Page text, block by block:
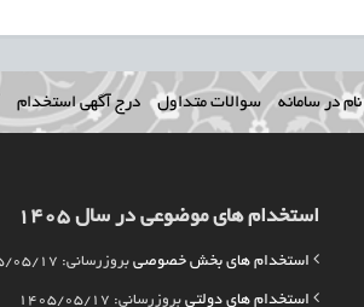
در سامانه سوالات متداول درج آگهی استخدام
استخدام های موضوعی در سال 1405
استخدام های بخش خصوصی بروزرسانی: 1405/05/17
استخدام های دولتی بروزرسانی: 1405/05/17